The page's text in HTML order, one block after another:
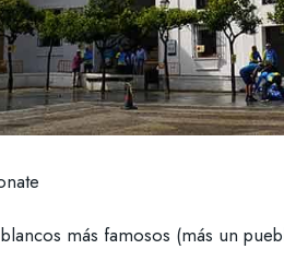
más famosos (más un